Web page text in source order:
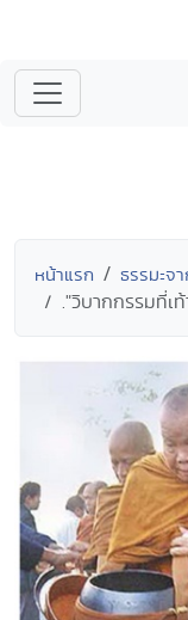
หน้าแรก ธรรมะจ
."วิบากกรรมที่เ